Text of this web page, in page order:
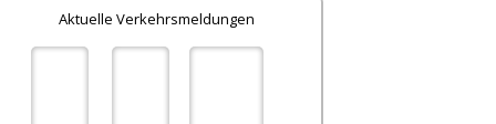
Aktuelle Verkehrsmeldungen